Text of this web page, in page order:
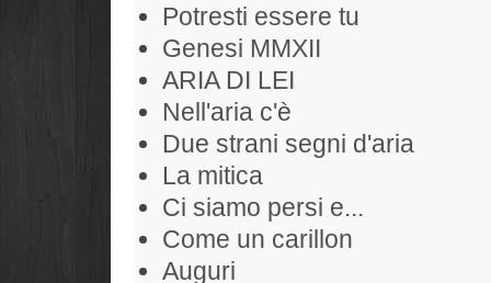
Potresti essere tu
Genesi MMXII
ARIA DI LEI
Nell'aria c'è
Due strani segni d'aria
La mitica
Ci siamo persi e...
Come un carillon
Auguri